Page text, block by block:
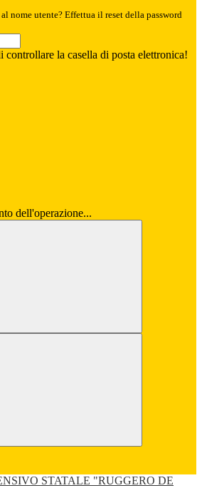
nome utente? Effettua il reset della password
controllare la casella di posta elettronica!
dell'operazione...